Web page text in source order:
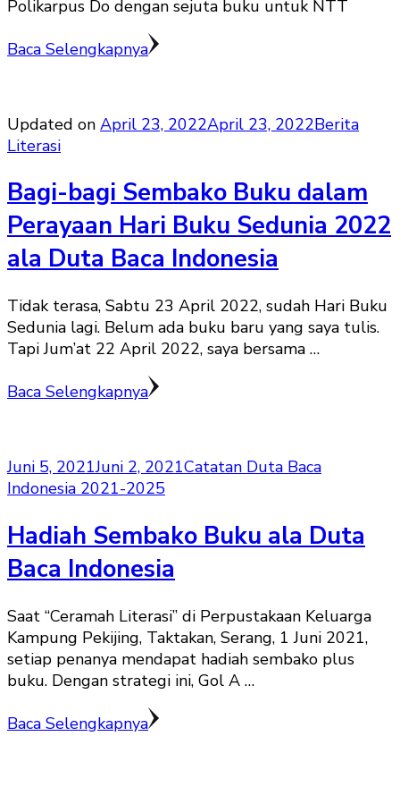
Polikarpus Do dengan sejuta buku untuk NTT
Baca Selengkapnya
Updated on April 23, 2022April 23, 2022Berita
Literasi
Bagi-bagi Sembako Buku dalam
Perayaan Hari Buku Sedunia 2022
ala Duta Baca Indonesia
Tidak terasa, Sabtu 23 April 2022, sudah Hari Buku
Sedunia lagi. Belum ada buku baru yang saya tulis.
Tapi Jum’at 22 April 2022, saya bersama …
Baca Selengkapnya
Juni 5, 2021Juni 2, 2021Catatan Duta Baca
Indonesia 2021-2025
Hadiah Sembako Buku ala Duta
Baca Indonesia
Saat “Ceramah Literasi” di Perpustakaan Keluarga
Kampung Pekijing, Taktakan, Serang, 1 Juni 2021,
setiap penanya mendapat hadiah sembako plus
buku. Dengan strategi ini, Gol A …
Baca Selengkapnya